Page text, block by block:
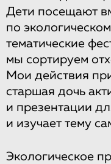
Дети посещают
по
тематические
мы сортируем
Мои действия
старшая дочь
и презентации
и изучает тему
Экологическое